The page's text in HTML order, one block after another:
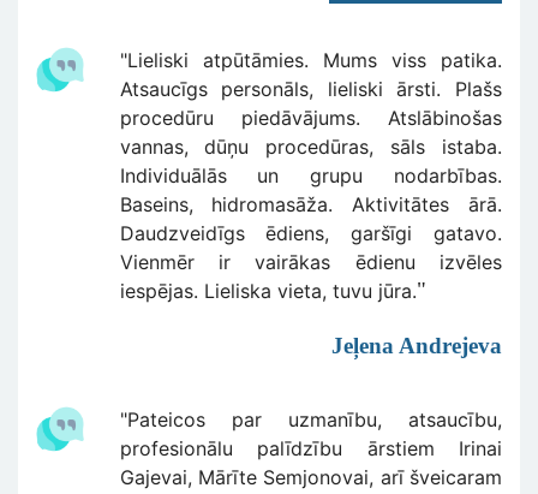
"Lieliski atpūtāmies. Mums viss patika.
Atsaucīgs personāls, lieliski ārsti. Plašs
procedūru piedāvājums. Atslābinošas
vannas, dūņu procedūras, sāls istaba.
Individuālās un grupu nodarbības.
Baseins, hidromasāža. Aktivitātes ārā.
Daudzveidīgs ēdiens, garšīgi gatavo.
Vienmēr ir vairākas ēdienu izvēles
iespējas. Lieliska vieta, tuvu jūra."
Jeļena Andrejeva
"Pateicos par uzmanību, atsaucību,
profesionālu palīdzību ārstiem Irinai
Gajevai, Mārīte Semjonovai, arī šveicaram